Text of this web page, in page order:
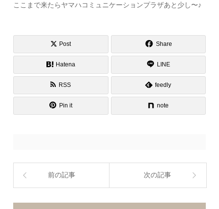
ここまで来たらヤマハコミュニケーションプラザあと少し〜♪
Post Share
Hatena LINE
RSS feedly
Pin it note
前の記事 次の記事